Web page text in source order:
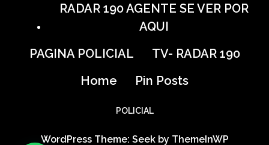
RADAR 190 AGENTE SE VER POR
AQUI
PAGINA POLICIAL
TV- RADAR 190
Home
Pin Posts
POLICIAL
WordPress Theme: Seek by ThemeInWP